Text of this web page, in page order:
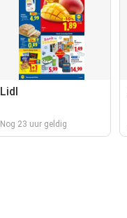
Lidl
Nog 23 uur geldig